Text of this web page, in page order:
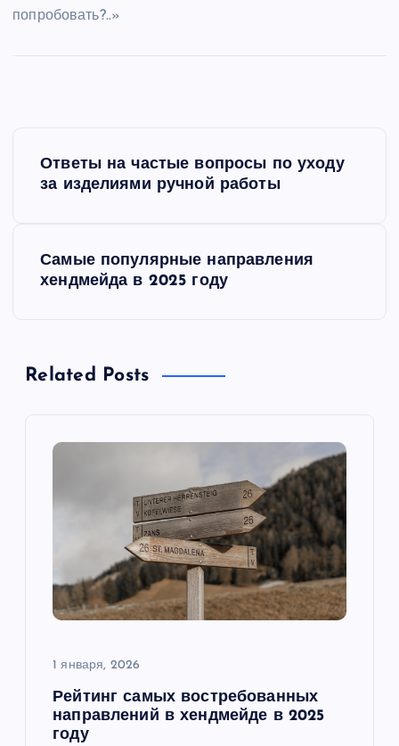
попробовать?..»
а
Ответы на частые вопросы по уходу
за изделиями ручной работы
Самые популярные направления
хендмейда в 2025 году
Related Posts
1 января, 2026
Рейтинг самых востребованных
направлений в хендмейде в 2025
году